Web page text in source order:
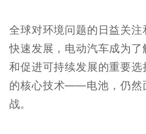
全球对环境问题的日益关注
快速发展，电动汽车成为了
和促进可持续发展的重要选
的核心技术——电池，仍然
战。